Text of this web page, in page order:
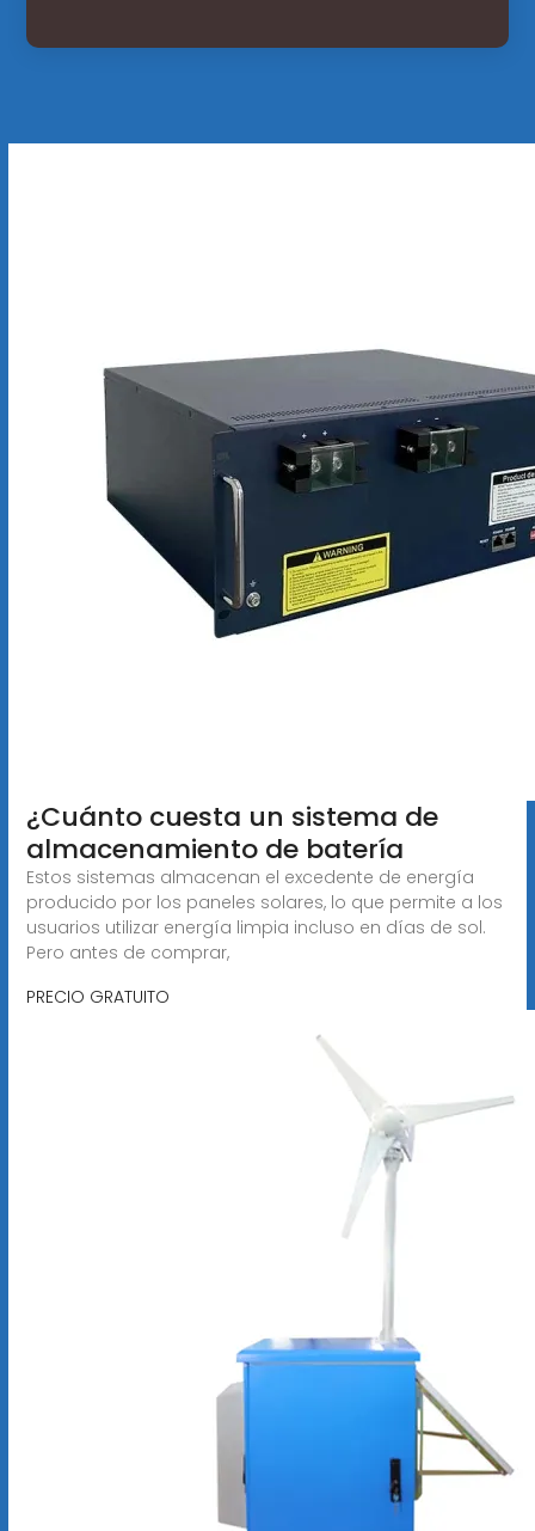
¿Cuánto cuesta un sistema de
almacenamiento de batería
Estos sistemas almacenan el excedente de energía
producido por los paneles solares, lo que permite a los
usuarios utilizar energía limpia incluso en días de sol.
Pero antes de comprar,
PRECIO GRATUITO